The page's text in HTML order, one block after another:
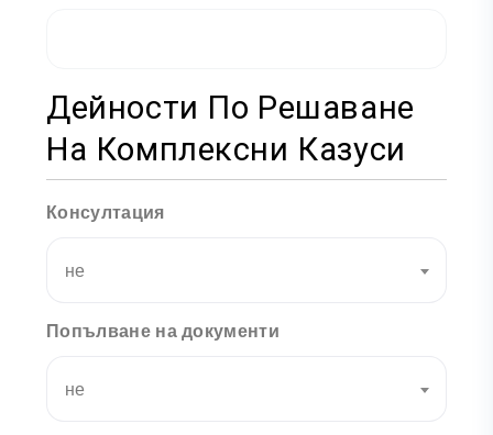
Дейности По Решаване
На Комплексни Казуси
Консултация
не
Попълване на документи
не